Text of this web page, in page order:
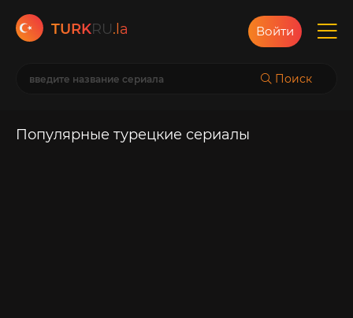
TURKRU.la
Поиск
Войти
Популярные турецкие сериалы